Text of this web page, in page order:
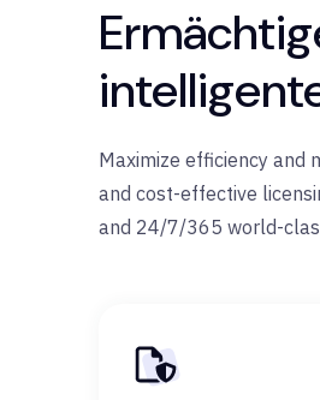
Maximize efficiency and
and cost-effective
and 24/7/365 world-